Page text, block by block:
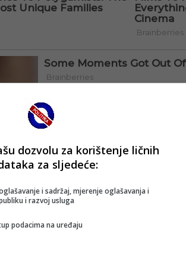
dozvolu za korištenje ličnih
za sljedeće:
i sadržaj, mjerenje oglašavanja i
i razvoj usluga
podacima na uređaju